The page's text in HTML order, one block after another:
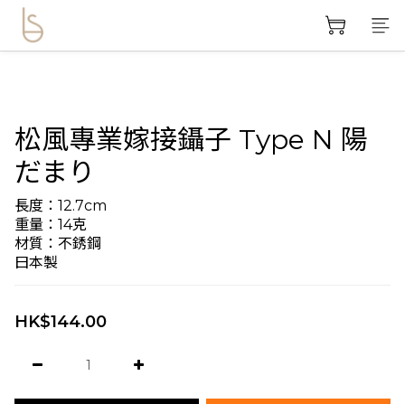
松風專業嫁接鑷子 Type N 陽
だまり
長度：12.7cm
重量：14克
材質：不銹鋼
曰本製
HK$144.00